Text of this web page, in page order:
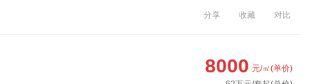
分享 收藏 对比
8000 元/㎡(单价)